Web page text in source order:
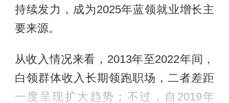
持续发力，成为2025年蓝领就业增长主
要来源。
从收入情况来看，2013年至2022年间，
白领群体收入长期领跑职场，二者差距
一度呈现扩大趋势；不过，自2019年